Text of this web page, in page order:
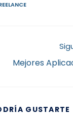
Mejores
GUSTARTE